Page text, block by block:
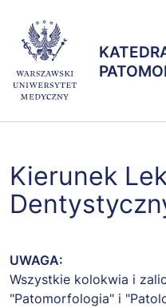
Nauka
Kierunek
UWAGA:
Wszystkie kolokwia i
"Patomorfologia" i